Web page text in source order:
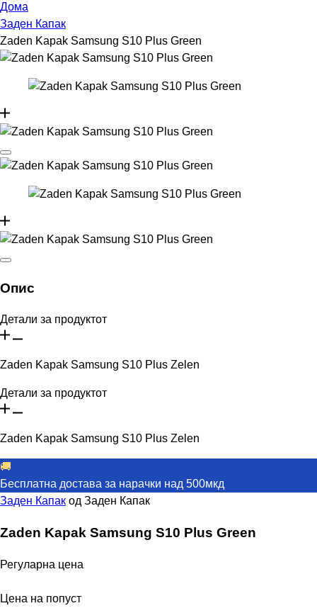
Дома
Заден Капак
Zaden Kapak Samsung S10 Plus Green
Опис
Детали за продуктот
Zaden Kapak Samsung S10 Plus Zelen
Детали за продуктот
Zaden Kapak Samsung S10 Plus Zelen
🚚
Бесплатна достава за нарачки над 500мкд
Заден Капак од Заден Капак
Zaden Kapak Samsung S10 Plus Green
Регуларна цена
Цена на попуст